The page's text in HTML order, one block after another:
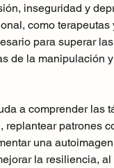
inseguridad y
como terapeutas
para superar
de la manipulación
a comprender las
replantear patrones
una
la resiliencia,